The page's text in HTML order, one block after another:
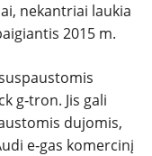
nekantriai laukia
2015 m.
g‑tron. Jis gali
dujomis,
e‑gas komercinį